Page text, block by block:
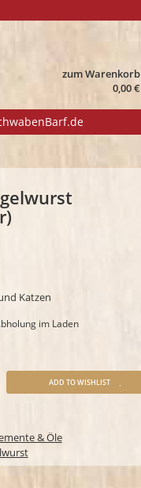
zum Warenkorb
0,00€
Katzen
im Laden
ADD TO WISHLIST
& Öle